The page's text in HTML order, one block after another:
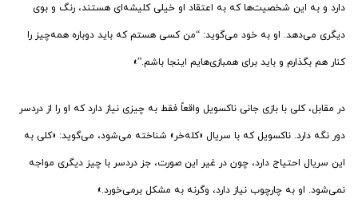
دارد و به این شخصیت‌ها که به اعتقاد او خیلی کلیشه‌ای هستند، رنگ و بوی
دیگری می‌دهد. او به خود می‌گوید: “من کسی هستم که باید دوباره همه‌چیز را
کنار هم بگذارم و باید برای همبازی‌هایم اینجا باشم.”»
در مقابل، کلی با بازی جانی ناکسویل واقعاً فقط به چیزی نیاز دارد که او را از دردسر
دور نگه دارد. ناکسویل که با سریال «کله‌خر» شناخته می‌شود، می‌گوید: «کلی به
این سریال احتیاج دارد، چون در غیر این صورت، جز دردسر با چیز دیگری مواجه
نمی‌شود. او به چارچوب نیاز دارد، وگرنه به مشکل برمی‌خورد.»